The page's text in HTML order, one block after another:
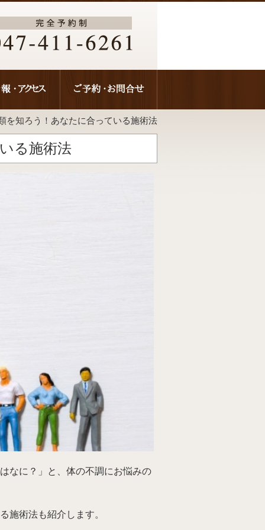
を知ろう！あなたに合っている施術法
る施術法
なに？」と、体の不調にお悩みの
施術法も紹介します。